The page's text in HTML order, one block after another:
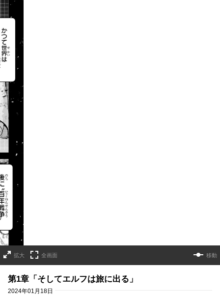
拡大 全画面 移動
第1章「そしてエルフは旅に出る」
2024年01月18日